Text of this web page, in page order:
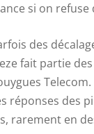
si on refuse
des
fait partie
réponses des
rarement en